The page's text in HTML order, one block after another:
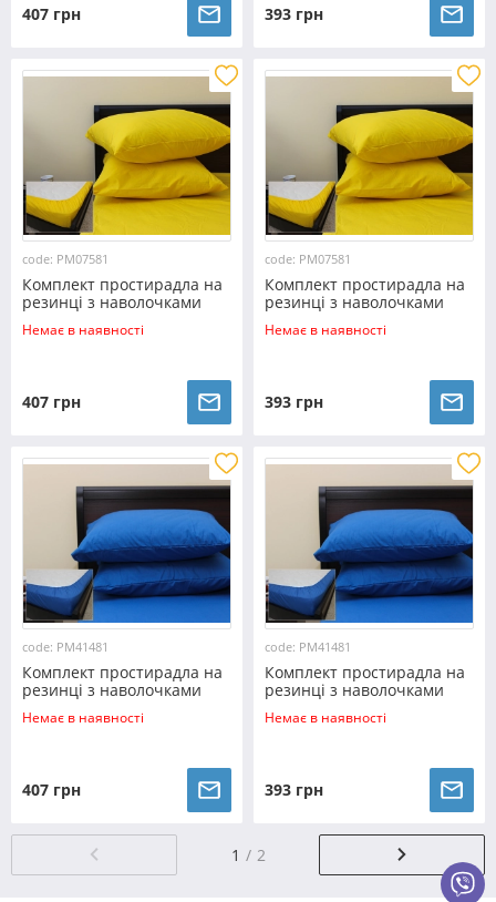
407 грн 393 грн
code: PM07581
Комплект простирадла на
резинці з наволочками
(180*200*25) жовтий
Немає в наявності
407 грн
code: PM07581
Комплект простирадла на
резинці з наволочками
(160*200*25) жовтий
Немає в наявності
393 грн
code: PM41481
Комплект простирадла на
резинці з наволочками
(180*200*25) синій
Немає в наявності
407 грн
code: PM41481
Комплект простирадла на
резинці з наволочками
(160*200*25) синій
Немає в наявності
393 грн
1 2